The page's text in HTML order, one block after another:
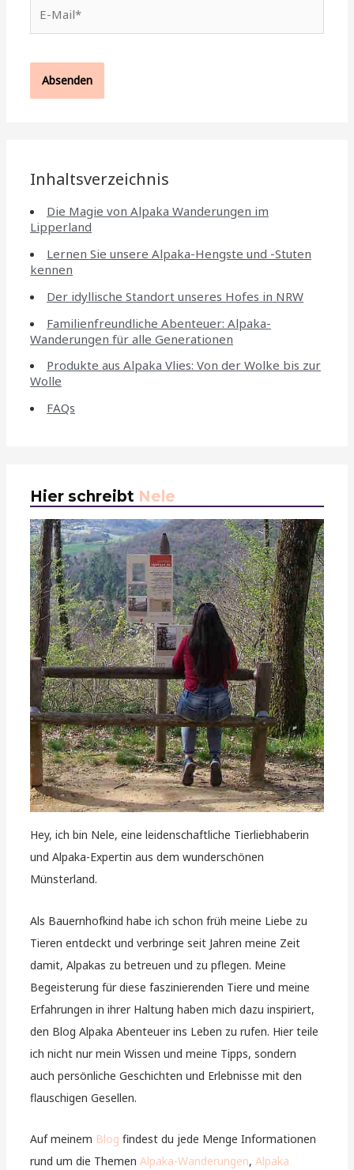
Mail*
Inhaltsverzeichnis
Die Magie von Alpaka Wanderungen im
Lipperland
Lernen Sie unsere Alpaka-Hengste und -Stuten
kennen
Der idyllische Standort unseres Hofes in NRW
Familienfreundliche Abenteuer: Alpaka-
Wanderungen für alle Generationen
Produkte aus Alpaka Vlies: Von der Wolke bis zur
Wolle
FAQs
Hier schreibt Nele
Hey, ich bin Nele, eine leidenschaftliche Tierliebhaberin
und Alpaka-Expertin aus dem wunderschönen
Münsterland.
Als Bauernhofkind habe ich schon früh meine Liebe zu
Tieren entdeckt und verbringe seit Jahren meine Zeit
damit, Alpakas zu betreuen und zu pflegen. Meine
Begeisterung für diese faszinierenden Tiere und meine
Erfahrungen in ihrer Haltung haben mich dazu inspiriert,
den Blog Alpaka Abenteuer ins Leben zu rufen. Hier teile
ich nicht nur mein Wissen und meine Tipps, sondern
auch persönliche Geschichten und Erlebnisse mit den
flauschigen Gesellen.
Auf meinem Blog findest du jede Menge Informationen
rund um die ThemenAlpaka-Wanderungen,Alpaka